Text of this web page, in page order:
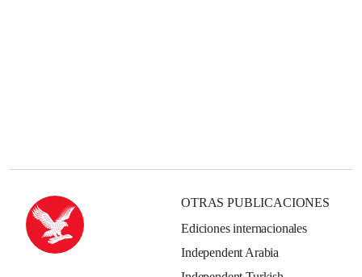
OTRAS PUBLICACIONES
Ediciones internacionales
Independent Arabia